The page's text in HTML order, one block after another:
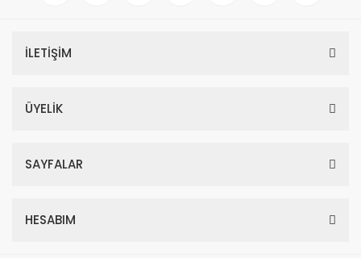
İLETİŞİM
ÜYELİK
SAYFALAR
HESABIM